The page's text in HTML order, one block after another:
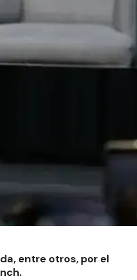
entre otros, por el